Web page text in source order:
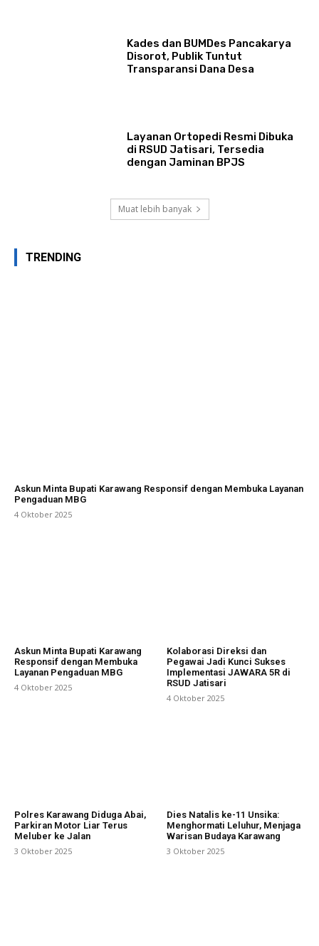
Kades dan BUMDes Pancakarya
Disorot, Publik Tuntut
Transparansi Dana Desa
Layanan Ortopedi Resmi Dibuka
di RSUD Jatisari, Tersedia
dengan Jaminan BPJS
Muat lebih banyak
TRENDING
Askun Minta Bupati Karawang Responsif dengan Membuka Layanan
Pengaduan MBG
4 Oktober 2025
Askun Minta Bupati Karawang
Responsif dengan Membuka
Layanan Pengaduan MBG
4 Oktober 2025
Kolaborasi Direksi dan
Pegawai Jadi Kunci Sukses
Implementasi JAWARA 5R di
RSUD Jatisari
4 Oktober 2025
Polres Karawang Diduga Abai,
Parkiran Motor Liar Terus
Meluber ke Jalan
3 Oktober 2025
Dies Natalis ke-11 Unsika:
Menghormati Leluhur, Menjaga
Warisan Budaya Karawang
3 Oktober 2025